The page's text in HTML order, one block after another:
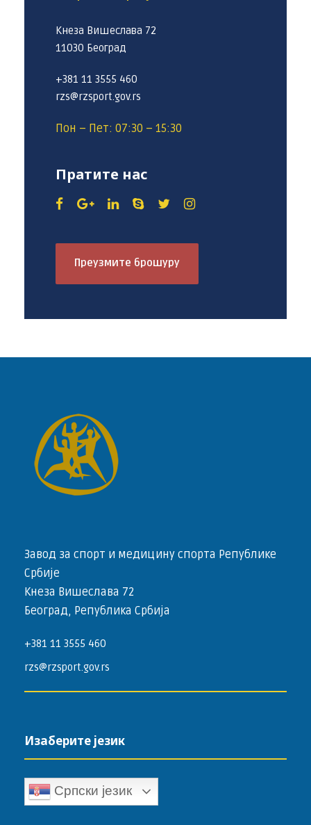
Кнеза Вишеслава 72
11030 Београд
+381 11 3555 460
rzs@rzsport.gov.rs
Пон – Пет: 07:30 – 15:30
Пратите нас
Преузмите брошуру
Завод за спорт и медицину спорта Републике
Србије
Кнеза Вишеслава 72
Београд, Република Србија
+381 11 3555 460
rzs@rzsport.gov.rs
Изаберите језик
Српски језик